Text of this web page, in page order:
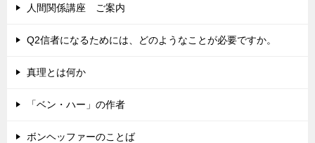
ー
シ
人間関係講座 ご案内
Q2信者になるためには、どのようなことが必要ですか。
真理とは何か
「ベン・ハー」の作者
ボンヘッファーのことば